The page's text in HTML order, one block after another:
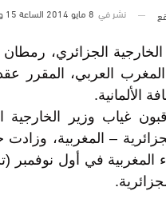
نشر في 8 مايو 2014 الساعة 15 و 36 دقيقة
العربي، المقرر
الألمانية.
غياب وزير الخارجية
– المغربية،
المغربية في أول